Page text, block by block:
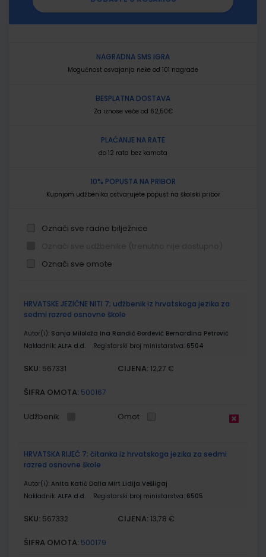
NAGRADNA SMS IGRA
Mogućnost osvajanja neke od 101 nagrade
BESPLATNA DOSTAVA
Za iznose veće od 62,50€
PLAĆANJE NA RATE
do 12 rata bez kamata
10% POPUSTA NA PRIBOR
Kupnjom udžbenika ostvarujete popust na školski pribor
Označi sve radne bilježnice
Označi sve omote
proizvodi
HRVATSKE JEZIČNE NITI 7; udžbenik iz hrvatskoga jezika za
sedmi razred osnovne škole
Autor(i): Sanja Miloloža Ina Randić Đorđević Bernardina Petrović
Nakladnik: ALFA d.d. Registarski broj ministarstva: 6504
SKU: 567331 CIJENA: 12,27 €
ŠIFRA OMOTA: 500167
Udžbenik Omot
HRVATSKA RIJEČ 7; čitanka iz hrvatskoga jezika za sedmi
razred osnovne škole
Autor(i): Anita Katić Dalia Mirt Lidija Vešligaj
Nakladnik: ALFA d.d. Registarski broj ministarstva: 6505
SKU: 567332 CIJENA: 13,78 €
ŠIFRA OMOTA: 500179